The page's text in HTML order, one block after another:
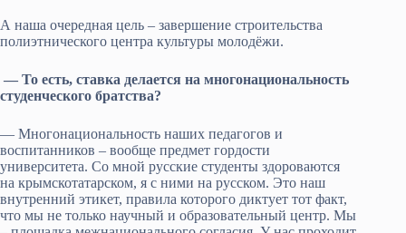
А наша очередная цель – завершение строительства
полиэтнического центра культуры молодёжи.
— То есть, ставка делается на многонациональность
студенческого братства?
— Многонациональность наших педагогов и
воспитанников – вообще предмет гордости
университета. Со мной русские студенты здороваются
на крымскотатарском, я с ними на русском. Это наш
внутренний этикет, правила которого диктует тот факт,
что мы не только научный и образовательный центр. Мы